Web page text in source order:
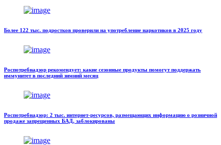
Более 122 тыс. подростков проверили на употребление наркотиков в 2025 году
Роспотребнадзор рекомендует: какие сезонные продукты помогут поддержать
иммунитет в последний зимний месяц
Роспотребнадзор: 2 тыс. интернет-ресурсов, размещающих информацию о розничной
продаже запрещенных БАД, заблокированы